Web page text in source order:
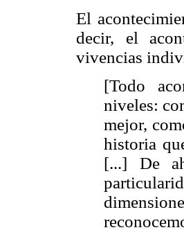
El
decir, el
vivencias
[Todo
niveles:
mejor,
historia
[...] De